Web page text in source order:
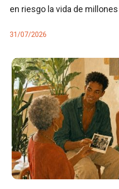
en riesgo la vida de
31/07/2026